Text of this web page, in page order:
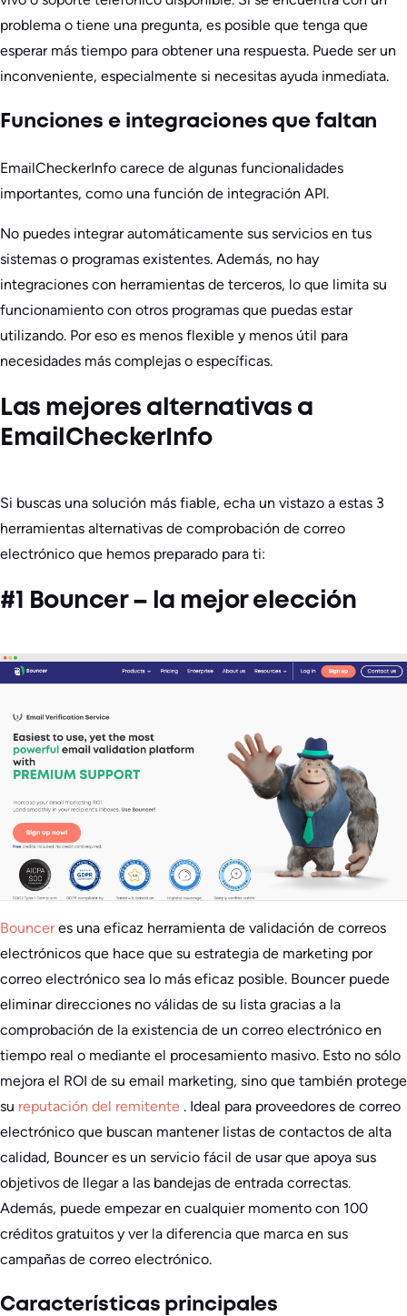
problema o tiene una pregunta, es posible que tenga que
esperar más tiempo para obtener una respuesta. Puede ser un
inconveniente, especialmente si necesitas ayuda inmediata.
Funciones e integraciones que faltan
EmailCheckerInfo carece de algunas funcionalidades
importantes, como una función de integración API.
No puedes integrar automáticamente sus servicios en tus
sistemas o programas existentes. Además, no hay
integraciones con herramientas de terceros, lo que limita su
funcionamiento con otros programas que puedas estar
utilizando. Por eso es menos flexible y menos útil para
necesidades más complejas o específicas.
Las mejores alternativas a
EmailCheckerInfo
Si buscas una solución más fiable, echa un vistazo a estas 3
herramientas alternativas de comprobación de correo
electrónico que hemos preparado para ti:
#1 Bouncer – la mejor elección
Bounceres una eficaz herramienta de validación de correos
electrónicos que hace que su estrategia de marketing por
correo electrónico sea lo más eficaz posible. Bouncer puede
eliminar direcciones no válidas de su lista gracias a la
comprobación de la existencia de un correo electrónico en
tiempo real o mediante el procesamiento masivo. Esto no sólo
mejora el ROI de su email marketing, sino que también protege
su reputación del remitente . Ideal para proveedores de correo
electrónico que buscan mantener listas de contactos de alta
calidad, Bouncer es un servicio fácil de usar que apoya sus
objetivos de llegar a las bandejas de entrada correctas.
Además, puede empezar en cualquier momento con 100
créditos gratuitos y ver la diferencia que marca en sus
campañas de correo electrónico.
Características principales